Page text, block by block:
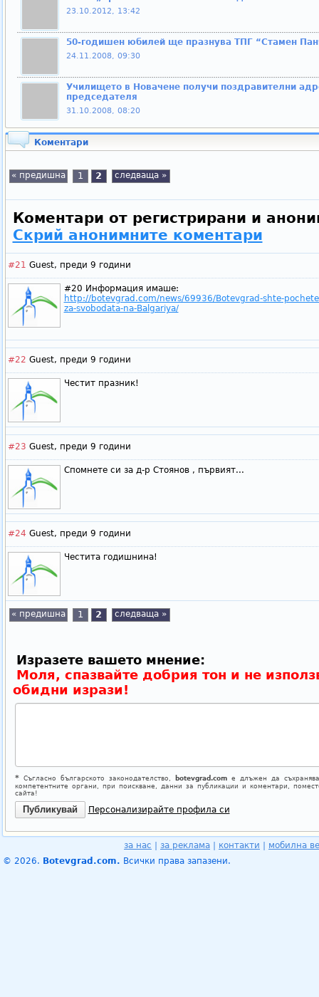
23.10.2012, 13:42
50-годишен юбилей ще празнува ТПГ “Стамен
24.11.2008, 09:30
Училището в Новачене получи поздравителни
председателя
31.10.2008, 08:20
Коментари
« предишна 1 2 следваща »
Коментари от регистрирани и
Скрий анонимните коментари
#21 Guest, преди 9 години
#20 Информация имаше:
http://botevgrad.com/news/69936/Botevgrad-shte-
za-svobodata-na-Balgariya/
#22 Guest, преди 9 години
Честит празник!
#23 Guest, преди 9 години
Спомнете си за д-р Стоянов , първият...
#24 Guest, преди 9 години
Честита годишнина!
« предишна 1 2 следваща »
Изразете вашето мнение:
Моля, спазвайте добрия тон и не
обидни изрази!
*Съгласно българското законодателство, botevgrad.comе длъжен да
компетентните органи, при поискване, данни за публикации и коментари,
сайта!
Персонализирайте профила си
за нас за реклама контакти
мобилна
© 2026. Botevgrad.com. Всички права запазени.